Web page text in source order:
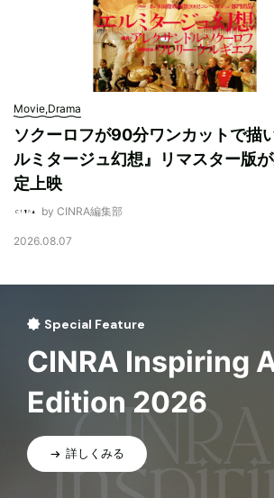
Movie,Drama
ソクーロフが90分ワンカットで描
ルミタージュ幻想』リマスター版
定上映
by CINRA編集部
2026.08.07
Special Feature
CINRA Inspiring
Edition 2026
詳しくみる